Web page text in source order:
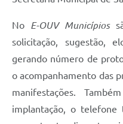
No E-OUV Municípios
solicitação, sugestão,
gerando número de
o acompanhamento das
manifestações.
implantação, o